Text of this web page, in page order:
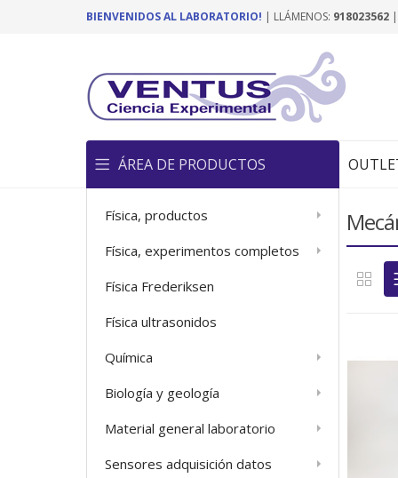
BIENVENIDOS AL LABORATORIO! | LLÁMENOS: 918023562
ÁREA DE PRODUCTOS
Física, productos
Física, experimentos completos
Física Frederiksen
Física ultrasonidos
Química
Biología y geología
Material general laboratorio
Sensores adquisición datos